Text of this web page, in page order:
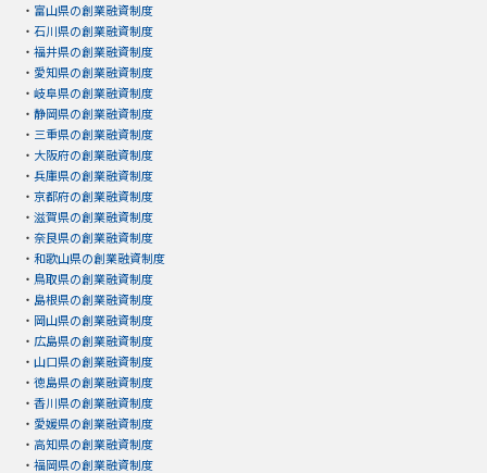
・ 富山県の創業融資制度
・ 石川県の創業融資制度
・ 福井県の創業融資制度
・ 愛知県の創業融資制度
・ 岐阜県の創業融資制度
・ 静岡県の創業融資制度
・ 三重県の創業融資制度
・ 大阪府の創業融資制度
・ 兵庫県の創業融資制度
・ 京都府の創業融資制度
・ 滋賀県の創業融資制度
・ 奈良県の創業融資制度
・ 和歌山県の創業融資制度
・ 鳥取県の創業融資制度
・ 島根県の創業融資制度
・ 岡山県の創業融資制度
・ 広島県の創業融資制度
・ 山口県の創業融資制度
・ 徳島県の創業融資制度
・ 香川県の創業融資制度
・ 愛媛県の創業融資制度
・ 高知県の創業融資制度
・ 福岡県の創業融資制度